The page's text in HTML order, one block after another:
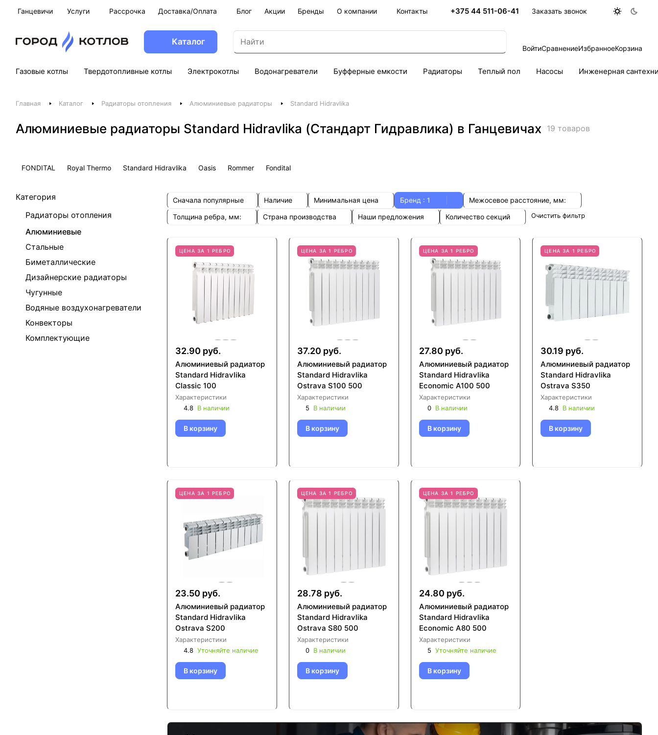
Ганцевичи Услуги Рассрочка Доставка/Оплата Блог Акции Бренды О компании Контакты +375 44 511-06-41 Заказать звонок
Каталог
ВойтиСравнениеИзбранноеКорзина
Газовые котлы Твердотопливные котлы Электрокотлы Водонагреватели Буфферные емкости Радиаторы Теплый пол Насосы Инженерная
Главная Каталог Радиаторы отопления Алюминиевые радиаторы Standard Hidravlika
Алюминиевые радиаторы Standard Hidravlika (Стандарт Гидравлика) в Ганцевичах 19 товаров
FONDITAL Royal Thermo Standard Hidravlika Oasis Rommer Fondital
Категория
Радиаторы отопления
Алюминиевые
Стальные
Биметаллические
Дизайнерские радиаторы
Чугунные
Водяные воздухонагреватели
Конвекторы
Комплектующие
Сначала популярные Наличие Минимальная цена Бренд : 1
Межосевое расстояние, мм:
Толщина ребра, мм:
Страна производства Наши предложения Количество секций Очистить фильтр
ЦЕНА ЗА 1 РЕБРО
32.90 руб.
Алюминиевый радиатор
Standard Hidravlika
Classic 100
Характеристики
4.8 В наличии
В корзину
ЦЕНА ЗА 1 РЕБРО
37.20 руб.
Алюминиевый радиатор
Standard Hidravlika
Ostrava S100 500
Характеристики
5
В наличии
В корзину
ЦЕНА ЗА 1 РЕБРО
27.80 руб.
Алюминиевый радиатор
Standard Hidravlika
Economic A100 500
Характеристики
0 В наличии
В корзину
ЦЕНА ЗА 1 РЕБРО
30.19 руб.
Алюминиевый радиатор
Standard Hidravlika
Ostrava S350
Характеристики
4.8 В наличии
В корзину
ЦЕНА ЗА 1 РЕБРО
23.50 руб.
Алюминиевый радиатор
Standard Hidravlika
Ostrava S200
Характеристики
4.8 Уточняйте наличие
В корзину
ЦЕНА ЗА 1 РЕБРО
28.78 руб.
Алюминиевый радиатор
Standard Hidravlika
Ostrava S80 500
Характеристики
0 В наличии
В корзину
ЦЕНА ЗА 1 РЕБРО
24.80 руб.
Алюминиевый радиатор
Standard Hidravlika
Economic A80 500
Характеристики
5 Уточняйте наличие
В корзину